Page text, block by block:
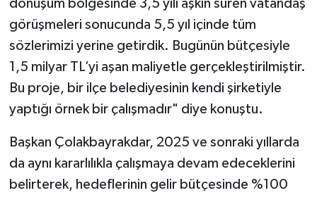
dönüşüm bölgesinde 3,5 yılı aşkın süren vatandaş
görüşmeleri sonucunda 5,5 yıl içinde tüm
sözlerimizi yerine getirdik. Bugünün bütçesiyle
1,5 milyar TL’yi aşan maliyetle gerçekleştirilmiştir.
Bu proje, bir ilçe belediyesinin kendi şirketiyle
yaptığı örnek bir çalışmadır" diye konuştu.
Başkan Çolakbayrakdar, 2025 ve sonraki yıllarda
da aynı kararlılıkla çalışmaya devam edeceklerini
belirterek, hedeflerinin gelir bütçesinde %100